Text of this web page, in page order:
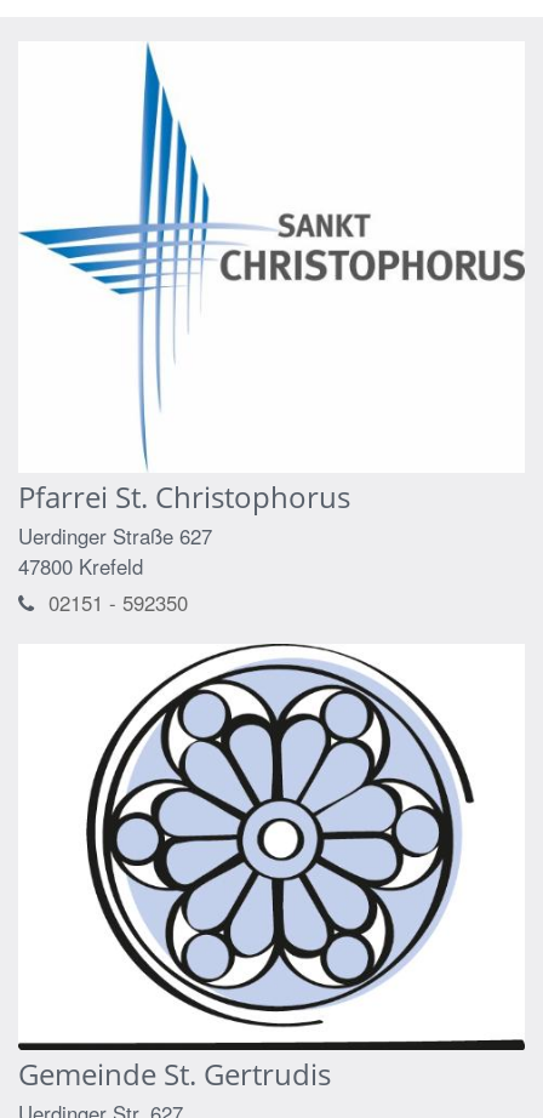
Pfarrei St. Christophorus
Uerdinger Straße 627
47800 Krefeld
02151 - 592350
Gemeinde St. Gertrudis